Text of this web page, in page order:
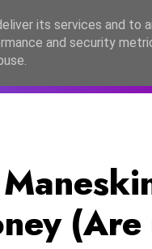
EASC2026
(Are
its services and to
and security